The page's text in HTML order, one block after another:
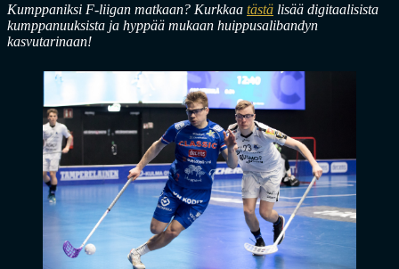
Kumppaniksi F-liigan matkaan? Kurkkaa tästä lisää digitaalisista
kumppanuuksista ja hyppää mukaan huippusalibandyn
kasvutarinaan!